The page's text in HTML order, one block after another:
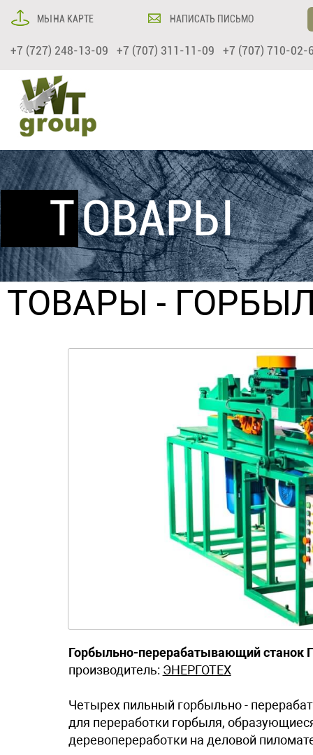
МЫ НА КАРТЕ НАПИСАТЬ ПИСЬМО
+7 (727) 248-13-09 +7 (707) 311-11-09 +7 (707) 710-02-
ТОВАРЫ
ТОВАРЫ -
Горбыльно-перерабатывающий станок
производитель: ЭНЕРГОТЕХ
Четырех пильный горбыльно -
для переработки горбыля,
деревопереработки на деловой